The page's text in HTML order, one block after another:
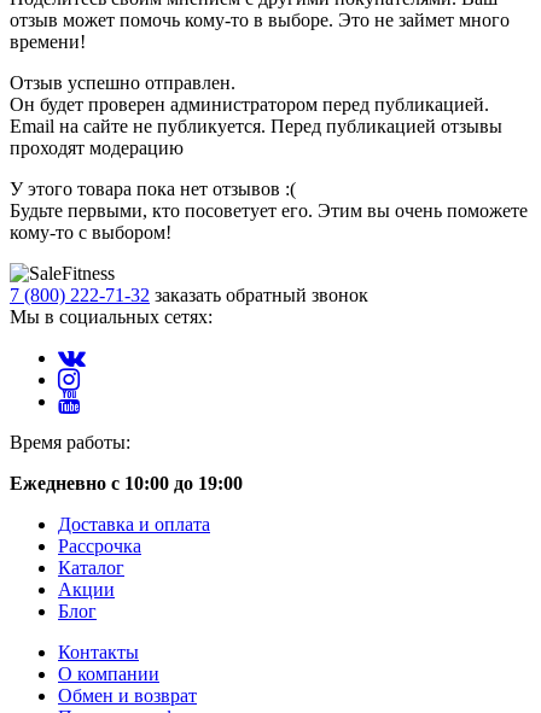
отзыв может помочь кому-то в выборе. Это не займет много
времени!
Отзыв успешно отправлен.
Он будет проверен администратором перед публикацией.
Email на сайте не публикуется. Перед публикацией отзывы
проходят модерацию
У этого товара пока нет отзывов :(
Будьте первыми, кто посоветует его. Этим вы очень поможете
кому-то с выбором!
7 (800) 222-71-32 заказать обратный звонок
Мы в социальных сетях:
Время работы:
Ежедневно с 10:00 до 19:00
Доставка и оплата
Рассрочка
Каталог
Акции
Блог
Контакты
О компании
Обмен и возврат